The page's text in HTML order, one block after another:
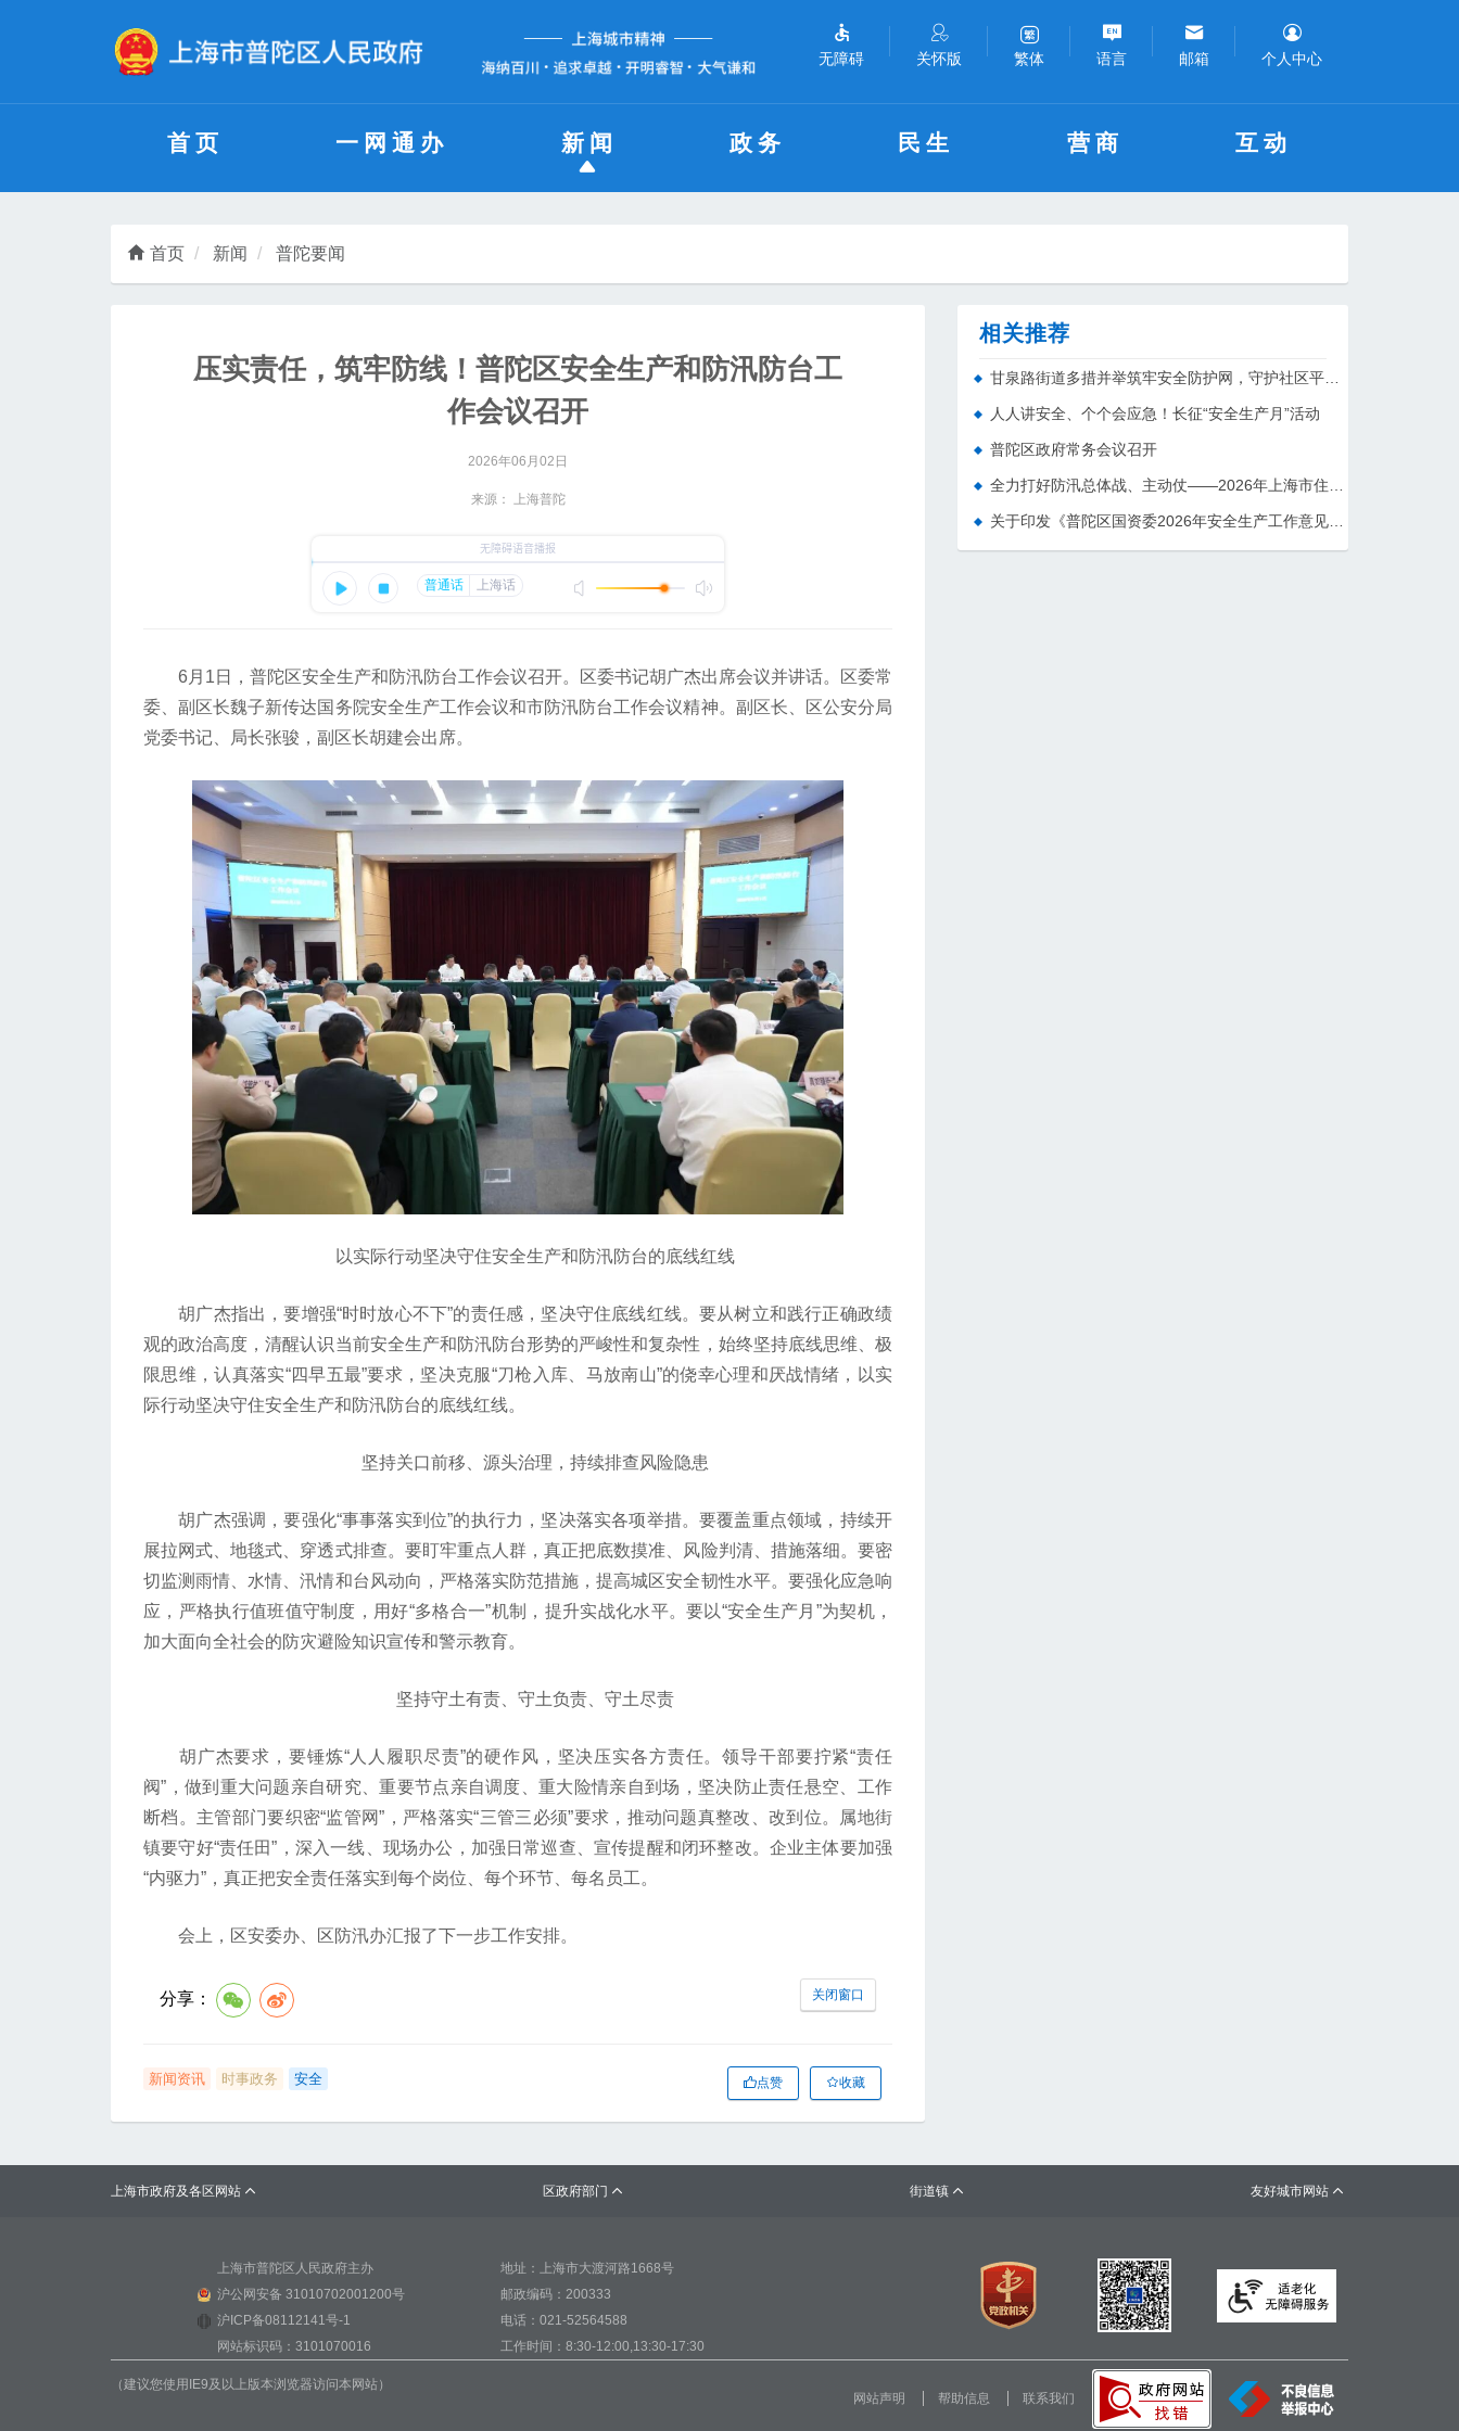
无障碍 关怀版 繁体 语言 邮箱 个人中心
首页 一网通办 新闻 政务 民生 营商 互动
首页 新闻 普陀要闻
压实责任，筑牢防线！普陀区安全生产和防汛防台工
作会议召开
2026年06月02日
来源： 上海普陀
6月1日，普陀区安全生产和防汛防台工作会议召开。区委书记胡广杰出席会议并讲话。区委常
委、副区长魏子新传达国务院安全生产工作会议和市防汛防台工作会议精神。副区长、区公安分局
党委书记、局长张骏，副区长胡建会出席。
以实际行动坚决守住安全生产和防汛防台的底线红线
胡广杰指出，要增强“时时放心不下”的责任感，坚决守住底线红线。要从树立和践行正确政绩
观的政治高度，清醒认识当前安全生产和防汛防台形势的严峻性和复杂性，始终坚持底线思维、极
限思维，认真落实“四早五最”要求，坚决克服“刀枪入库、马放南山”的侥幸心理和厌战情绪，以实
际行动坚决守住安全生产和防汛防台的底线红线。
坚持关口前移、源头治理，持续排查风险隐患
胡广杰强调，要强化“事事落实到位”的执行力，坚决落实各项举措。要覆盖重点领域，持续开
展拉网式、地毯式、穿透式排查。要盯牢重点人群，真正把底数摸准、风险判清、措施落细。要密
切监测雨情、水情、汛情和台风动向，严格落实防范措施，提高城区安全韧性水平。要强化应急响
应，严格执行值班值守制度，用好“多格合一”机制，提升实战化水平。要以“安全生产月”为契机，
加大面向全社会的防灾避险知识宣传和警示教育。
坚持守土有责、守土负责、守土尽责
胡广杰要求，要锤炼“人人履职尽责”的硬作风，坚决压实各方责任。领导干部要拧紧“责任
阀”，做到重大问题亲自研究、重要节点亲自调度、重大险情亲自到场，坚决防止责任悬空、工作
断档。主管部门要织密“监管网”，严格落实“三管三必须”要求，推动问题真整改、改到位。属地街
镇要守好“责任田”，深入一线、现场办公，加强日常巡查、宣传提醒和闭环整改。企业主体要加强
“内驱力”，真正把安全责任落实到每个岗位、每个环节、每名员工。
会上，区安委办、区防汛办汇报了下一步工作安排。
分享： 关闭窗口
新闻资讯 时事政务 安全 点赞 收藏
相关推荐
人人讲安全、个个会应急！长征“安全生产月”活动
普陀区政府常务会议召开
上海市政府及各区网站  区政府部门  街道镇  友好城市网站 
上海市普陀区人民政府主办
地址：上海市大渡河路1668号
沪公网安备 31010702001200号
邮政编码：200333
沪ICP备08112141号-1
电话：021-52564588
网站标识码：3101070016
工作时间：8:30-12:00,13:30-17:30
（建议您使用IE9及以上版本浏览器访问本网站）
网站声明
帮助信息 联系我们